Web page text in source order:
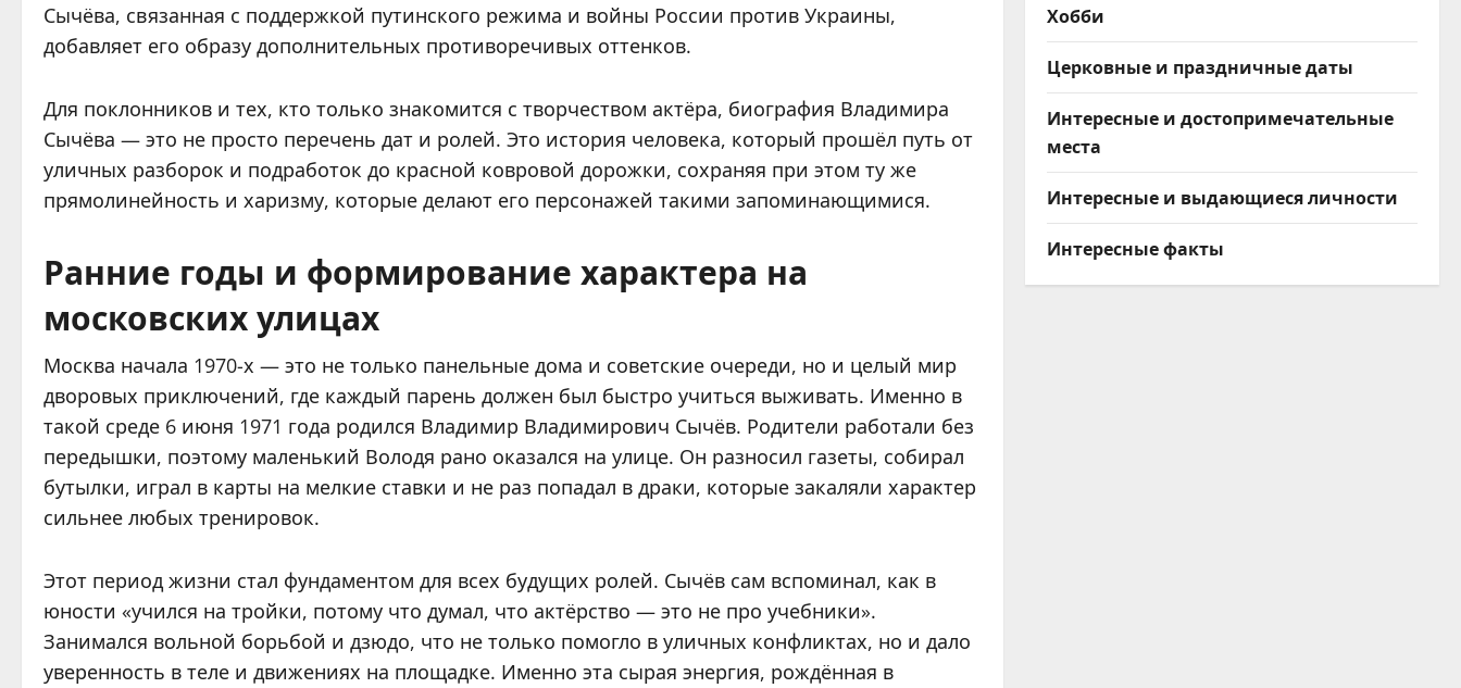
Сычёва, связанная с поддержкой путинского режима и войны России против Украины,
добавляет его образу дополнительных противоречивых оттенков.
Для поклонников и тех, кто только знакомится с творчеством актёра, биография Владимира
Сычёва — это не просто перечень дат и ролей. Это история человека, который прошёл путь от
уличных разборок и подработок до красной ковровой дорожки, сохраняя при этом ту же
прямолинейность и харизму, которые делают его персонажей такими запоминающимися.
Ранние годы и формирование характера на
московских улицах
Москва начала 1970-х — это не только панельные дома и советские очереди, но и целый мир
дворовых приключений, где каждый парень должен был быстро учиться выживать. Именно в
такой среде 6 июня 1971 года родился Владимир Владимирович Сычёв. Родители работали без
передышки, поэтому маленький Володя рано оказался на улице. Он разносил газеты, собирал
бутылки, играл в карты на мелкие ставки и не раз попадал в драки, которые закаляли характер
сильнее любых тренировок.
Этот период жизни стал фундаментом для всех будущих ролей. Сычёв сам вспоминал, как в
юности «учился на тройки, потому что думал, что актёрство — это не про учебники».
Занимался вольной борьбой и дзюдо, что не только помогло в уличных конфликтах, но и дало
уверенность в теле и движениях на площадке. Именно эта сырая энергия, рождённая в
Хобби
Церковные и праздничные даты
Интересные и достопримечательные
места
Интересные и выдающиеся личности
Интересные факты